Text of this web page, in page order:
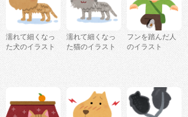
濡れて細くなっ
た犬のイラスト
濡れて細くなっ
た猫のイラスト
フンを踏んだ人
のイラスト